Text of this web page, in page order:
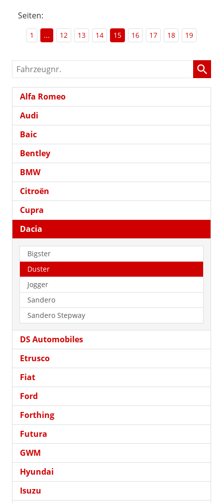
Seiten:
1 ... 12 13 14 15 16 17 18 19
Fahrzeugnr.
Alfa Romeo
Audi
Baic
Bentley
BMW
Citroën
Cupra
Dacia
Bigster
Duster
Jogger
Sandero
Sandero Stepway
DS Automobiles
Etrusco
Fiat
Ford
Forthing
Futura
GWM
Hyundai
Isuzu